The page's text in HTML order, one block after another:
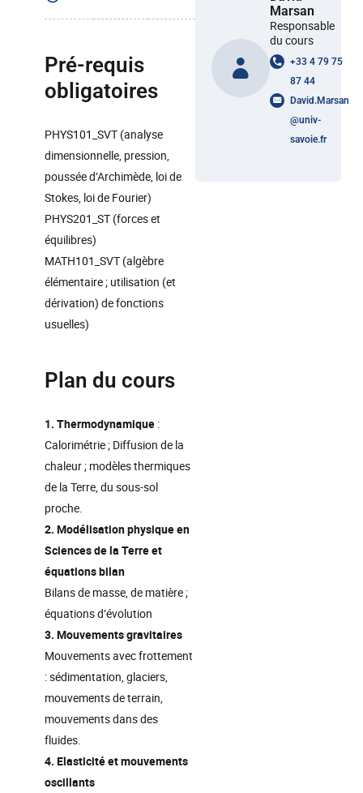
Pré-requis
obligatoires
PHYS101_SVT (analyse
dimensionnelle, pression,
poussée d’Archimède, loi de
Stokes, loi de Fourier)
PHYS201_ST (forces et
équilibres)
MATH101_SVT (algèbre
élémentaire ; utilisation (et
dérivation) de fonctions
usuelles)
Plan du cours
1. Thermodynamique :
Calorimétrie ; Diffusion de la
chaleur ; modèles thermiques
de la Terre, du sous-sol
proche.
2. Modélisation physique en
Sciences de la Terre et
équations bilan
Bilans de masse, de matière ;
équations d’évolution
3. Mouvements gravitaires
Mouvements avec frottement
: sédimentation, glaciers,
mouvements de terrain,
mouvements dans des
fluides.
4. Elasticité et mouvements
oscillants
Marsan
Responsable
du cours
+33 4 79 75
87 44
David.Marsan
@univ-
savoie.fr